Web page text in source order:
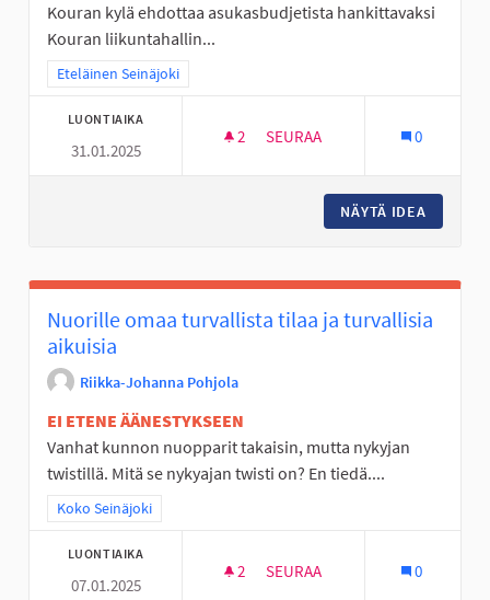
Kouran kylä ehdottaa asukasbudjetista hankittavaksi
Kouran liikuntahallin...
Rajaa tulokset teeman mukaan: Eteläinen Seinäjoki
Eteläinen Seinäjoki
LUONTIAIKA
31.01.2025
2 2 SEURAAJAA
SEURAA 0
NÄYTÄ IDEA
Nuorille omaa turvallista tilaa ja turvallisia
aikuisia
Riikka-Johanna Pohjola
EI ETENE ÄÄNESTYKSEEN
Vanhat kunnon nuopparit takaisin, mutta nykyjan
twistillä. Mitä se nykyajan twisti on? En tiedä....
Rajaa tulokset teeman mukaan: Koko Seinäjoki
Koko Seinäjoki
LUONTIAIKA
07.01.2025
2 2 SEURAAJAA
SEURAA 0